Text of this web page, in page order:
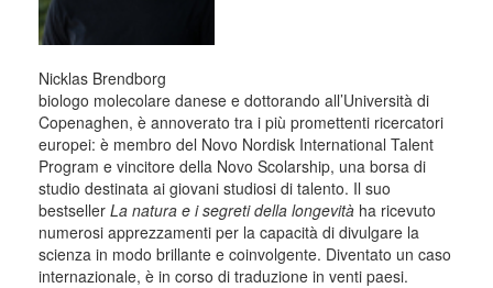
Nicklas Brendborg
biologo molecolare danese e dottorando all’Università di
Copenaghen, è annoverato tra i più promettenti ricercatori
europei: è membro del Novo Nordisk International Talent
Program e vincitore della Novo Scolarship, una borsa di
studio destinata ai giovani studiosi di talento. Il suo
bestseller La natura e i segreti della longevità ha ricevuto
numerosi apprezzamenti per la capacità di divulgare la
scienza in modo brillante e coinvolgente. Diventato un caso
internazionale, è in corso di traduzione in venti paesi.